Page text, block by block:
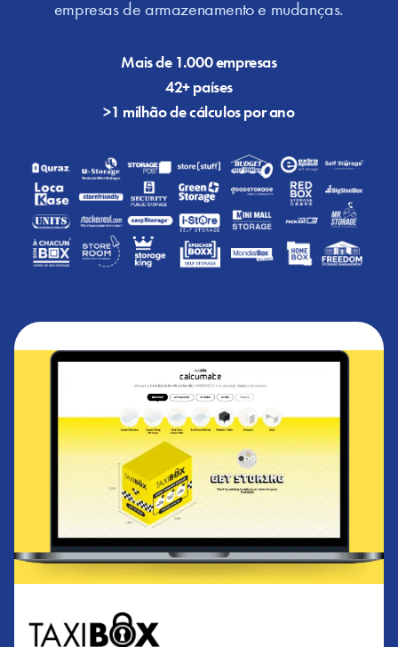
empresas de armazenamento e mudanças.
Mais de 1.000 empresas
42+ países
>1 milhão de cálculos por ano